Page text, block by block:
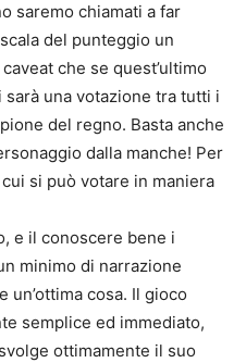
saremo chiamati a far
del punteggio un
che se quest’ultimo
una votazione tra tutti i
del regno. Basta anche
dalla manche! Per
si può votare in maniera
e il conoscere bene i
minimo di narrazione
un’ottima cosa. Il gioco
semplice ed immediato,
ottimamente il suo